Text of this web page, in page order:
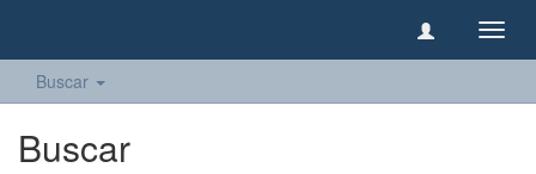
Buscar
Buscar